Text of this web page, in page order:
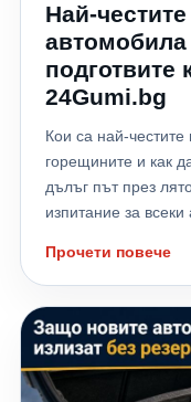
Най-
автомобила
подготвите
24Gumi.bg
Кои са най-
горещините и как
дълъг път през
изпитание за
които много
планината или
не натоварват
изпитание всички
година хиляди
летните месеци
Прочети повече